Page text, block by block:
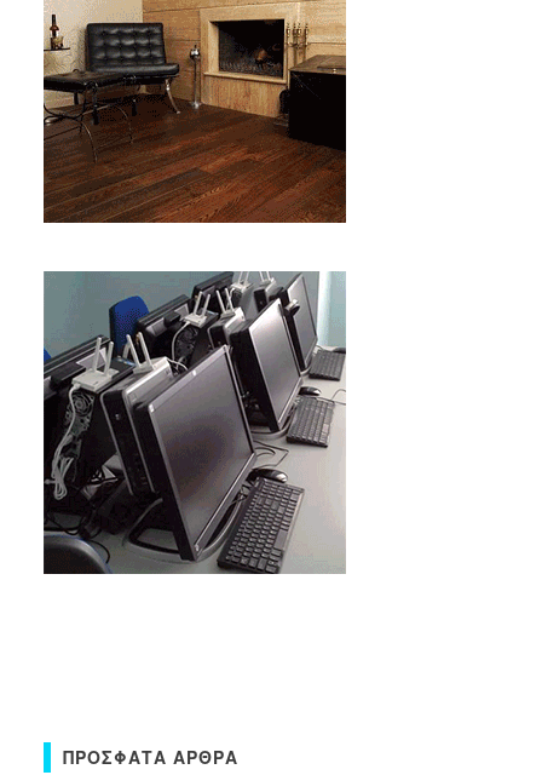
ΠΡΌΣΦΑΤΑ ΆΡΘΡΑ